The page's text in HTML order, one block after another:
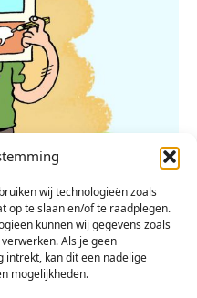
wij technologieën zoals
op te slaan en/of te raadplegen.
kunnen wij gegevens zoals
Als je geen
kan dit een nadelige
mogelijkheden.